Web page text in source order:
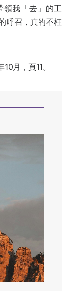
領我「去」的工
呼召，真的不枉
月，頁11。